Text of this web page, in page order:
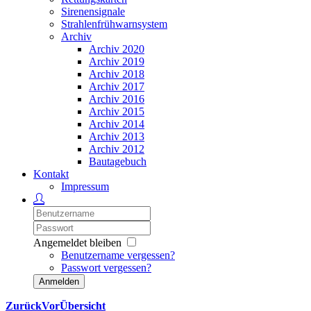
Sirenensignale
Strahlenfrühwarnsystem
Archiv
Archiv 2020
Archiv 2019
Archiv 2018
Archiv 2017
Archiv 2016
Archiv 2015
Archiv 2014
Archiv 2013
Archiv 2012
Bautagebuch
Kontakt
Impressum
Angemeldet bleiben
Benutzername vergessen?
Passwort vergessen?
Anmelden
ZurückVorÜbersicht